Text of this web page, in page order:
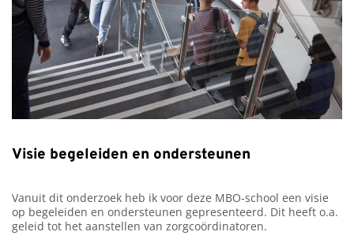
Visie begeleiden en ondersteunen
Vanuit dit onderzoek heb ik voor deze MBO-school een visie
op begeleiden en ondersteunen gepresenteerd. Dit heeft o.a.
geleid tot het aanstellen van zorgcoördinatoren.